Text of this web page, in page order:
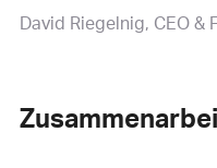
David Riegelnig CEO &